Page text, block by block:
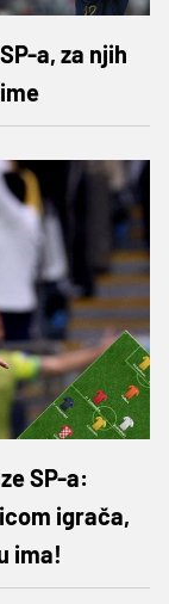
a, za njih
SP-a:
igrača,
ima!